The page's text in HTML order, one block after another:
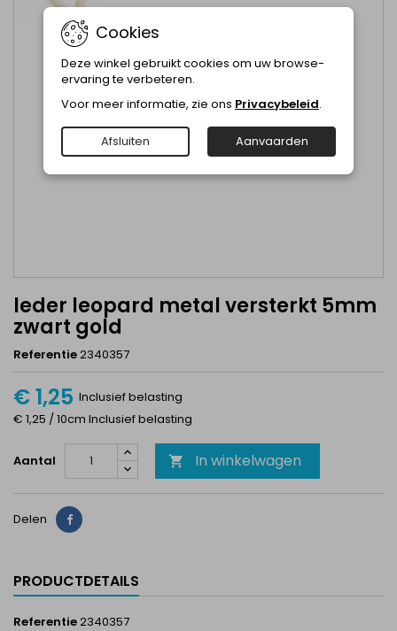
leder leopard metal versterkt 5mm
zwart gold
Referentie2340357
€ 1,25 Inclusief belasting
€ 1,25 / 10cm Inclusief belasting
Aantal  In winkelwagen
Delen Delen
PRODUCTDETAILS
Referentie2340357
Cookies
Deze winkel gebruikt cookies om uw browse-
ervaring te verbeteren.
Voor meer informatie, zie ons Privacybeleid.
Afsluiten Aanvaarden